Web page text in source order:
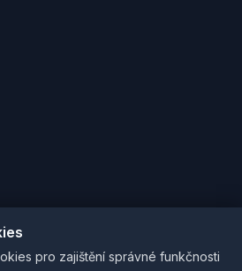
osobních údajůCookies
pro zajištění správné funkčnosti